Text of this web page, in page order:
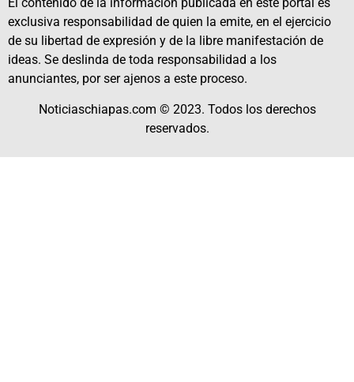
El contenido de la información publicada en este portal es
exclusiva responsabilidad de quien la emite, en el ejercicio
de su libertad de expresión y de la libre manifestación de
ideas. Se deslinda de toda responsabilidad a los
anunciantes, por ser ajenos a este proceso.
Noticiaschiapas.com © 2023. Todos los derechos
reservados.